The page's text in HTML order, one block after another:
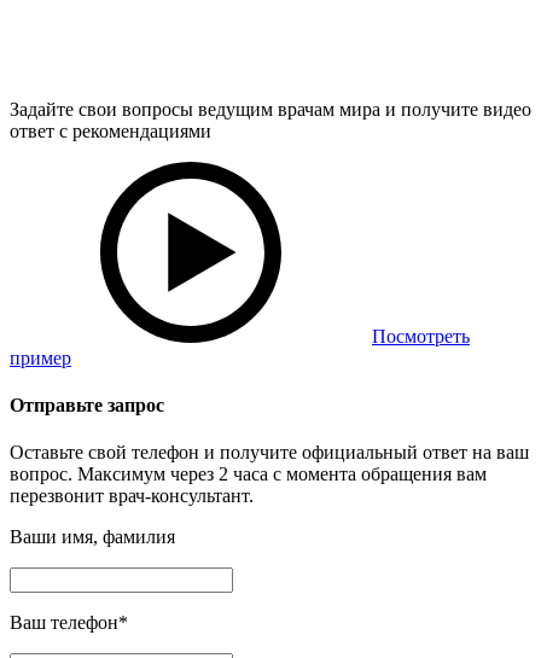
Задайте свои вопросы ведущим врачам мира и получите видео
ответ с рекомендациями
Посмотреть
пример
Отправьте запрос
Оставьте свой телефон и получите официальный ответ на ваш
вопрос. Максимум через 2 часа с момента обращения вам
перезвонит врач-консультант.
Ваши имя, фамилия
Ваш телефон*